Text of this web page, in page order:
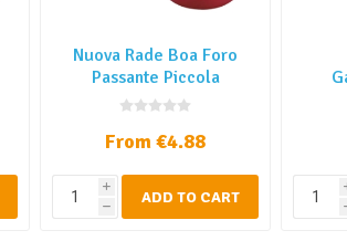
Nuova Rade Boa Foro
Passante Piccola
From €4.88
i
h ADD TO CART